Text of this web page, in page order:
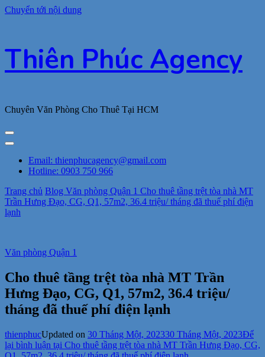
Chuyển tới nội dung
Thiên Phúc Agency
Chuyên Văn Phòng Cho Thuê Tại HCM
Email: thienphucagency@gmail.com
Hotline: 0903 750 966
Trang chủ Blog Văn phòng Quận 1 Cho thuê tầng trệt tòa nhà MT
Trần Hưng Đạo, CG, Q1, 57m2, 36.4 triệu/ tháng đã thuế phí điện
lạnh
Văn phòng Quận 1
Cho thuê tầng trệt tòa nhà MT Trần
Hưng Đạo, CG, Q1, 57m2, 36.4 triệu/
tháng đã thuế phí điện lạnh
thienphucUpdated on 30 Tháng Một, 202330 Tháng Một, 2023Để
lại bình luận tại Cho thuê tầng trệt tòa nhà MT Trần Hưng Đạo, CG,